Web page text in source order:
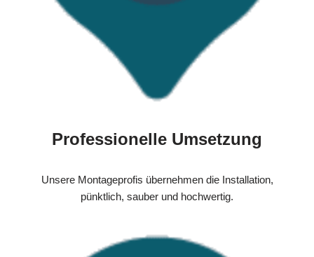
Professionelle Umsetzung
Unsere Montageprofis übernehmen die Installation,
pünktlich, sauber und hochwertig.